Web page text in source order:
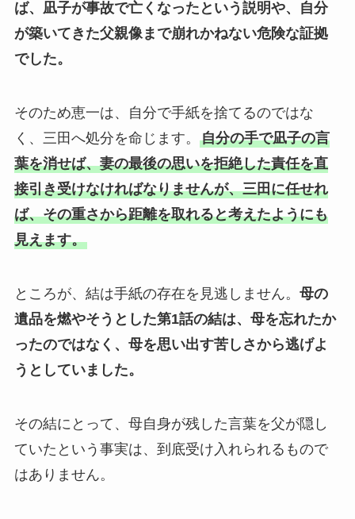
ば、凪子が事故で亡くなったという説明や、自分
が築いてきた父親像まで崩れかねない危険な証拠
でした。
そのため恵一は、自分で手紙を捨てるのではな
く、三田へ処分を命じます。 自分の手で凪子の言
葉を消せば、妻の最後の思いを拒絶した責任を直
接引き受けなければなりませんが、三田に任せれ
ば、その重さから距離を取れると考えたようにも
見えます。
ところが、結は手紙の存在を見逃しません。 母の
遺品を燃やそうとした第1話の結は、母を忘れたか
ったのではなく、母を思い出す苦しさから逃げよ
うとしていました。
その結にとって、母自身が残した言葉を父が隠し
ていたという事実は、到底受け入れられるもので
はありません。